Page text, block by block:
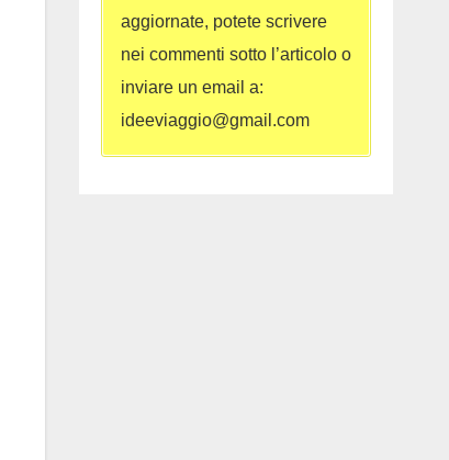
aggiornate, potete scrivere
nei commenti sotto l’articolo o
inviare un email a:
ideeviaggio@gmail.com